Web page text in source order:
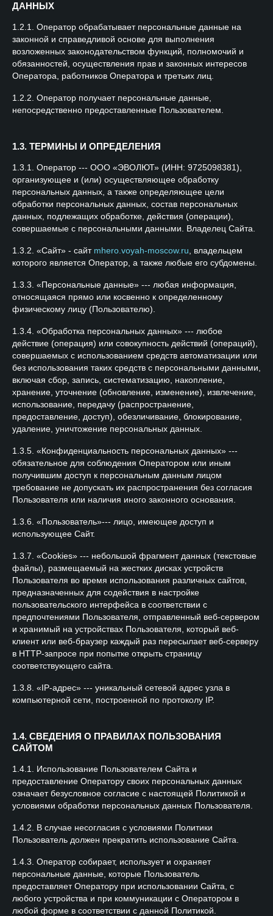
ДАННЫХ
1.2.1. Оператор обрабатывает персональные данные на
законной и справедливой основе для выполнения
возложенных законодательством функций, полномочий и
обязанностей, осуществления прав и законных интересов
Оператора, работников Оператора и третьих лиц.
1.2.2. Оператор получает персональные данные,
непосредственно предоставленные Пользователем.
1.3. ТЕРМИНЫ И ОПРЕДЕЛЕНИЯ
1.3.1. Оператор --- ООО «ЭВОЛЮТ» (ИНН: 9725098381),
организующее и (или) осуществляющее обработку
персональных данных, а также определяющее цели
обработки персональных данных, состав персональных
данных, подлежащих обработке, действия (операции),
совершаемые с персональными данными. Владелец Сайта.
1.3.2. «Сайт» - сайт mhero.voyah-moscow.ru , владельцем
которого является Оператор, а также любые его субдомены.
1.3.3. «Персональные данные» --- любая информация,
относящаяся прямо или косвенно к определенному
физическому лицу (Пользователю).
1.3.4. «Обработка персональных данных» --- любое
действие (операция) или совокупность действий (операций),
совершаемых с использованием средств автоматизации или
без использования таких средств с персональными данными,
включая сбор, запись, систематизацию, накопление,
хранение, уточнение (обновление, изменение), извлечение,
использование, передачу (распространение,
предоставление, доступ), обезличивание, блокирование,
удаление, уничтожение персональных данных.
1.3.5. «Конфиденциальность персональных данных» ---
обязательное для соблюдения Оператором или иным
получившим доступ к персональным данным лицом
требование не допускать их распространения без согласия
Пользователя или наличия иного законного основания.
1.3.6. «Пользователь»--- лицо, имеющее доступ и
использующее Сайт.
1.3.7. «Cookies» --- небольшой фрагмент данных (текстовые
файлы), размещаемый на жестких дисках устройств
Пользователя во время использования различных сайтов,
предназначенных для содействия в настройке
пользовательского интерфейса в соответствии с
предпочтениями Пользователя, отправленный веб-сервером
и хранимый на устройствах Пользователя, который веб-
клиент или веб-браузер каждый раз пересылает веб-серверу
в HTTP-запросе при попытке открыть страницу
соответствующего сайта.
1.3.8. «IP-адрес» --- уникальный сетевой адрес узла в
компьютерной сети, построенной по протоколу IP.
1.4. СВЕДЕНИЯ О ПРАВИЛАХ ПОЛЬЗОВАНИЯ
САЙТОМ
1.4.1. Использование Пользователем Сайта и
предоставление Оператору своих персональных данных
означает безусловное согласие с настоящей Политикой и
условиями обработки персональных данных Пользователя.
1.4.2. В случае несогласия с условиями Политики
Пользователь должен прекратить использование Сайта.
1.4.3. Оператор собирает, использует и охраняет
персональные данные, которые Пользователь
предоставляет Оператору при использовании Сайта, с
любого устройства и при коммуникации с Оператором в
любой форме в соответствии с данной Политикой.